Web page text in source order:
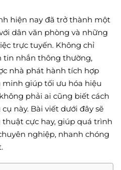
hiện nay đã trở thành một
dân văn phòng và những
trực tuyến. Không chỉ
tin nhắn thông thường,
nhà phát hành tích hợp
giúp tối ưu hóa hiệu
phải ai cũng biết cách
này. Bài viết dưới đây sẽ
cực hay, giúp quá trình
nghiệp, nhanh chóng